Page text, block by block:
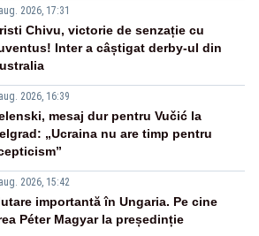
2026, 17:31
Chivu, victorie de senzație cu
Inter a câștigat derby-ul din
2026, 16:39
mesaj dur pentru Vučić la
„Ucraina nu are timp pentru
2026, 15:42
importantă în Ungaria. Pe cine
Péter Magyar la președinție